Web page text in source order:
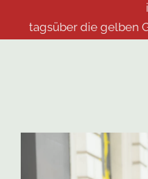
tagsüber die gelben